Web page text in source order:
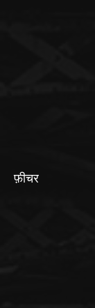
फ़ीचर